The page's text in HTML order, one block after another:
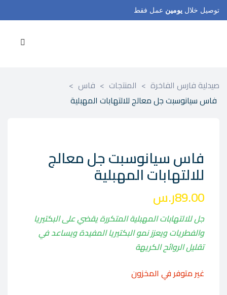
توصيل خلال يومين عمل فقط
صيدلية فارس الفاخرة > المنتجات > فاس >
فاس سيانوسبت جل معالج للالتهابات المهبلية
فاس سيانوسبت جل معالج
للالتهابات المهبلية
89.00ر.س
جل للالتهابات المهبلية المتكررة يقضي على البكتيريا
والفطريات ويعزز نمو البكتيريا المفيدة ويساعد في
تقليل الروائح الكريهة
غير متوفر في المخزون